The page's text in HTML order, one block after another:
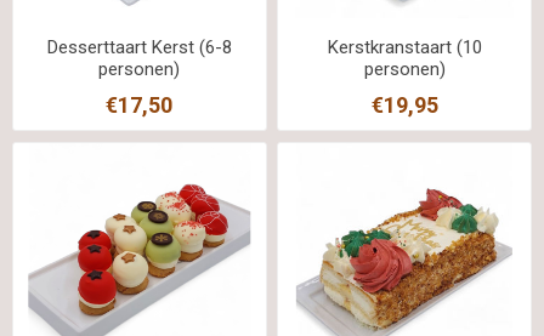
Desserttaart Kerst (6-8
personen)
€17,50
Kerstkranstaart (10
personen)
€19,95